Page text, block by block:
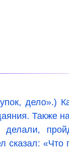
дело».)
Также
«Что